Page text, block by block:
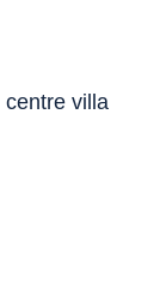
villa